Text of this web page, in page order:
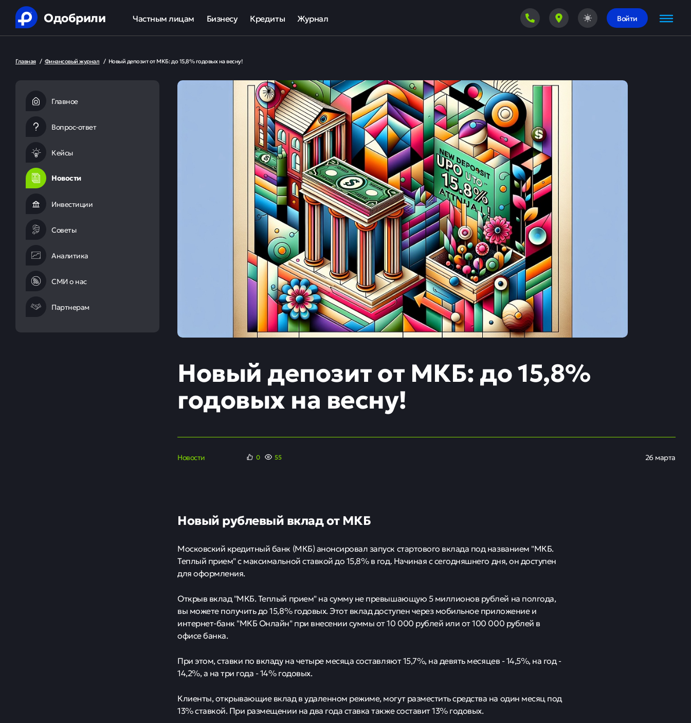
Одобрили Частным лицам
Рефинансирование кредитов
Ипотека
Юридическая защита от коллекторов и кредиторов
Бизнесу
Оборотный кредит
Льготные программы кредитования для бизнеса
Кредиты
Кредит на карту
Кредиты под залог авто
Кредиты под залог недвижимости
Кредиты с плохой КИ
Кредиты без справок
Журнал Войти
Главная / Финансовый журнал / Новый депозит от МКБ: до 15,8% годовых на весну!
Главное
Вопрос-ответ
Кейсы
Новости
Инвестиции
Советы
Аналитика
СМИ о нас
Партнерам
Новый депозит от МКБ: до 15,8%
годовых на весну!
Новости 0 55 26 марта
Новый рублевый вклад от МКБ
Московский кредитный банк (МКБ) анонсировал запуск стартового вклада под названием "МКБ.
Теплый прием" с максимальной ставкой до 15,8% в год. Начиная с сегодняшнего дня, он доступен
для оформления.
Открыв вклад "МКБ. Теплый прием" на сумму не превышающую 5 миллионов рублей на полгода,
вы можете получить до 15,8% годовых. Этот вклад доступен через мобильное приложение и
интернет-банк "МКБ Онлайн" при внесении суммы от 10 000 рублей или от 100 000 рублей в
офисе банка.
При этом, ставки по вкладу на четыре месяца составляют 15,7%, на девять месяцев - 14,5%, на год -
14,2%, а на три года - 14% годовых.
Клиенты, открывающие вклад в удаленном режиме, могут разместить средства на один месяц под
13% ставкой. При размещении на два года ставка также составит 13% годовых.